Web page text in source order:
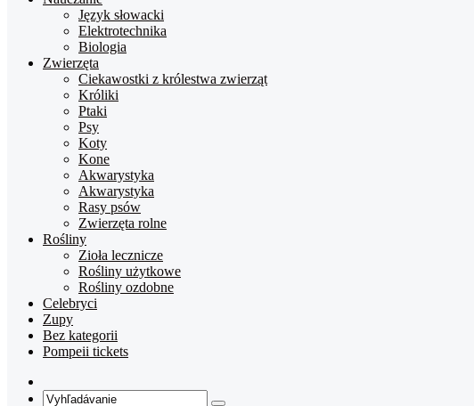
Język słowacki
Elektrotechnika
Biologia
Zwierzęta
Ciekawostki z królestwa zwierząt
Króliki
Ptaki
Psy
Koty
Kone
Akwarystyka
Akwarystyka
Rasy psów
Zwierzęta rolne
Rośliny
Zioła lecznicze
Rośliny użytkowe
Rośliny ozdobne
Celebryci
Zupy
Bez kategorii
Pompeii tickets
Article